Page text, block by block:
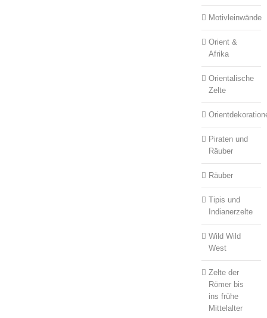
Motivleinwände
Orient &
Afrika
Orientalische
Zelte
Piraten und
Räuber
Räuber
Tipis und
Indianerzelte
Wild Wild
West
Zelte der
Römer bis
ins frühe
Mittelalter